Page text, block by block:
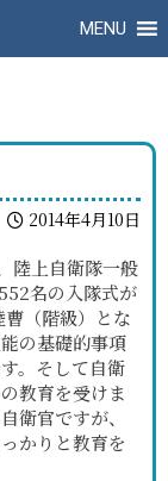
MENU
2014年4月10日
陸上自衛隊一般
名の入隊式が
（階級）とな
の基礎的事項
。そして自衛
教育を受けま
衛官ですが、
かりと教育を